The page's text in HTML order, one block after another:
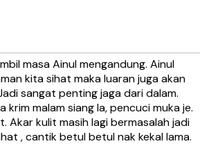
masa Ainul mengandung. Ainul
kita sihat maka luaran juga akan
sangat penting jaga dari dalam.
krim malam siang la, pencuci muka je.
Akar kulit masih lagi bermasalah jadi
, cantik betul betul nak kekal lama.